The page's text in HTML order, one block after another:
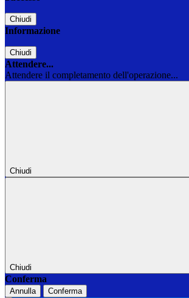
Chiudi
Informazione
Chiudi
Attendere...
Attendere il completamento dell'operazione...
Chiudi
Chiudi
Conferma
Annulla Conferma